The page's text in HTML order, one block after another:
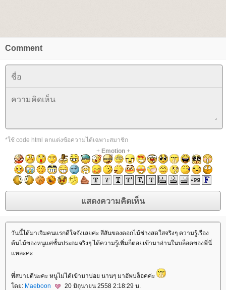
Comment
*ใช้ code html ตกแต่งข้อความได้เฉพาะสมาชิก
+ Emotion+
วันนี้ได้มาเจิมคนแรกดีใจจังเลยค่ะ สีสันของดอกไม้ช่างสดใสจริงๆ ความรู้เรื่อง
ต้นไม้ของหนูแค่ชั้นประถมจริงๆ ได้ความรู้เพิ่มก็ตอยเข้ามาอ่านในบล็อคของพี่นี่
หละค่ะ
พี่สบายดีนะคะ หนูไม่ได้เข้ามาบ่อย นานๆ มาอัพบล็อคค่ะ
ดย: Maeboon 20 มิถุนายน 2558 2:18:29 น.